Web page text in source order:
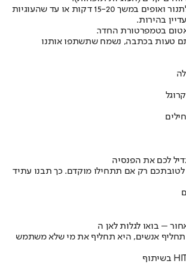
מכניסים את התבנית לתנור ואופים במשך 15-20 דקות או עד שהעוגיות
בהירות.
אטום בטמפרטורת החדר.
טעות בכתבה, נשמח שתשתפו אותנו
לכם את הפנסיה
לטובתכם רק אם תתחילו מוקדם. כך תבנו עתיד
תחליף אנשים, היא תחליף את מי שלא משתמש